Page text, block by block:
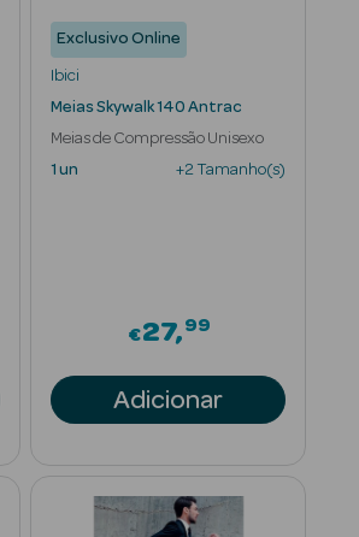
Exclusivo Online
Ibici
Meias Skywalk 140 Antrac
Meias de Compressão Unisexo
1 un
+2 Tamanho(s)
€27 99
Adicionar